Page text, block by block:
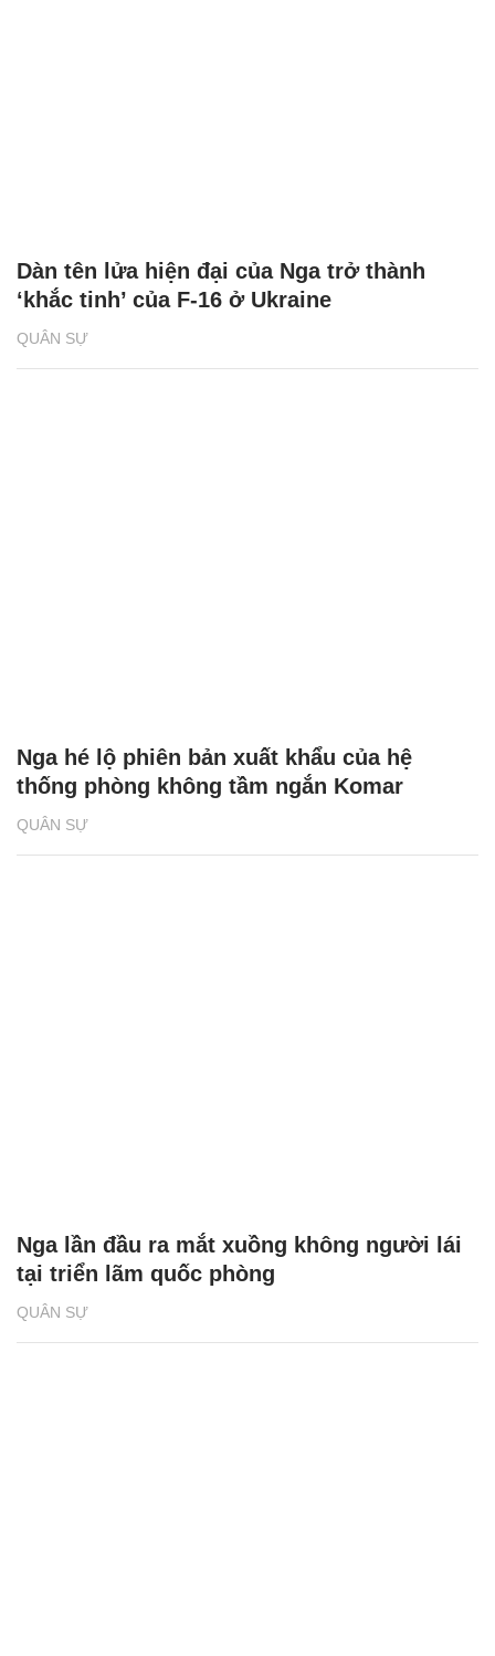
QUÂN SỰ
Dàn tên lửa hiện đại của Nga trở thành
‘khắc tinh’ của F-16 ở Ukraine
QUÂN SỰ
Nga hé lộ phiên bản xuất khẩu của hệ
thống phòng không tầm ngắn Komar
QUÂN SỰ
Nga lần đầu ra mắt xuồng không người lái
tại triển lãm quốc phòng